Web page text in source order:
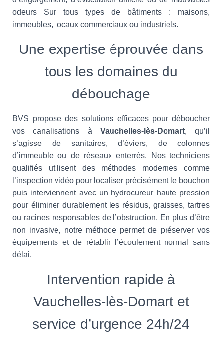
odeurs Sur tous types de bâtiments : maisons,
immeubles, locaux commerciaux ou industriels.
Une expertise éprouvée dans
tous les domaines du
débouchage
BVS propose des solutions efficaces pour déboucher
vos canalisations à Vauchelles-lès-Domart, qu’il
s’agisse de sanitaires, d’éviers, de colonnes
d’immeuble ou de réseaux enterrés. Nos techniciens
qualifiés utilisent des méthodes modernes comme
l’inspection vidéo pour localiser précisément le bouchon
puis interviennent avec un hydrocureur haute pression
pour éliminer durablement les résidus, graisses, tartres
ou racines responsables de l’obstruction. En plus d’être
non invasive, notre méthode permet de préserver vos
équipements et de rétablir l’écoulement normal sans
délai.
Intervention rapide à
Vauchelles-lès-Domart et
service d’urgence 24h/24